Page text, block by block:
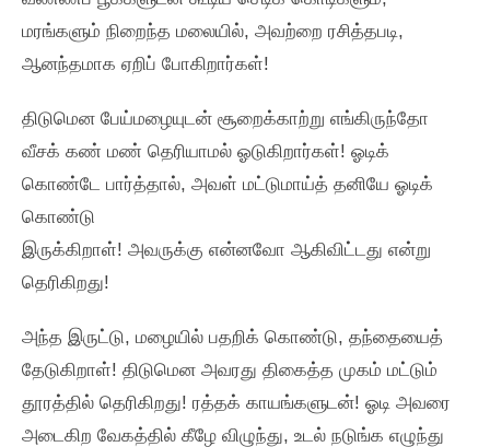
மரங்களும்‌ நிறைந்த மலையில்‌, அவற்றை ரசித்தபடி,
ஆனந்தமாக ஏறிப்‌ போகிறார்கள்‌!
திடுமென பேய்மழையுடன்‌ சூறைக்காற்று எங்கிருந்தோ
வீசக்‌ கண்‌ மண்‌ தெரியாமல்‌ ஓடுகிறார்கள்‌! ஓடிக்‌
கொண்டே பார்த்தால்‌, அவள்‌ மட்டுமாய்த்‌ தனியே ஓடிக்‌
கொண்டு
இருக்கிறாள்‌! அவருக்கு என்னவோ ஆகிவிட்டது என்று
தெரிகிறது!
அந்த இருட்டு, மழையில்‌ பதறிக்‌ கொண்டு, தந்தையைத்‌
தேடுகிறாள்‌! திடுமென அவரது திகைத்த முகம்‌ மட்டும்‌
தூரத்தில்‌ தெரிகிறது! ரத்தக்‌ காயங்களுடன்‌! ஓடி அவரை
அடைகிற வேகத்தில்‌ கீழே விழுந்து, உடல்‌ நடுங்க எழுந்து